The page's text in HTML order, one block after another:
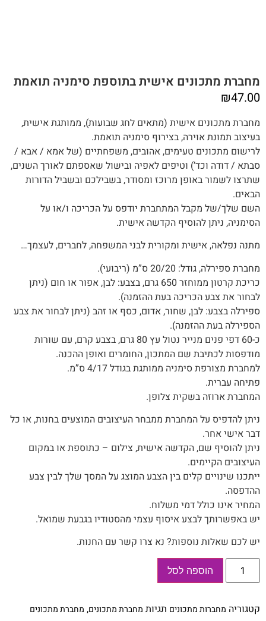
מחברת מתכונים אישית בתוספת סימניה תואמת
₪47.00
מחברת מתכונים אישית (מתאים לחג שבועות), ממותגת אישית,
בעיצוב תמונת אוירה, בצירוף סימניה תואמת.
לרישום מתכונים טעימים, אהובים, משפחתיים (של אמא / אבא /
סבתא / דודה וכד’) וטיפים לאפיה ובישול שאספתם לאורך השנים,‬‬
שתרצו לשמור באופן מרוכז ומסודר, בשבילכם ובשביל הדורות
הבאים.
השם שלך/של מקבל המתחברת יודפס על הכריכה ו/או על
הסימניה, ניתן להוסיף הקדשה אישית.
מתנה‭ ‬נפלאה, אישית ומקורית לבני המשפחה, לחברים, לעצמך…
מחברת ספירלה, גודל: 20/20 ס”מ (ריבועי).
כריכת קרטון ממוחזר 650 גרם, בצבע: לבן, אפור או חום (ניתן
לבחור את צבע הכריכה בעת ההזמנה).
ספירלה בצבע: לבן, שחור, אדום, כסף או זהב (ניתן לבחור את צבע
הספירלה בעת ההזמנה)‭.‬
כ-60 דפי פנים מנייר נטול עץ 80 גרם, בצבע קרם, עם שורות
מודפסות לכתיבת שם המתכון, החומרים ואופן ההכנה.
למחברת מצורפת סימניה ממותגת בגודל 4/17 ס”מ.
פתיחה עברית.‬
המחברת‭ ‬ארוזה‭ ‬בשקית צלופן.‬
‬דבר‭ ‬אישי‭ ‬אחר‭.‬
ניתן‭ ‬להוסיף‭ ‬שם‭,‬ הקדשה‭ ‬אישית, צילום – כתוספת או במקום
העיצובים הקיימים.
‬ההדפסה‭.‬
המחיר‭ ‬אינו‭ ‬כולל‭ ‬דמי‭ ‬משלוח‭.‬
יש‭ ‬באפשרותך‭ ‬לבצע‭ ‬איסוף‭ ‬עצמי‭ ‬מהסטודיו‭ ‬בגבעת‭ ‬שמואל‭.‬
יש לכם שאלות נוספות? נא צרו קשר עם החנות.
כמות
מחברת
בתוספת
הוספה לסל
קטגוריה מחברות מתכונים תגיות מחברת מתכונים, מחברת מתכונים